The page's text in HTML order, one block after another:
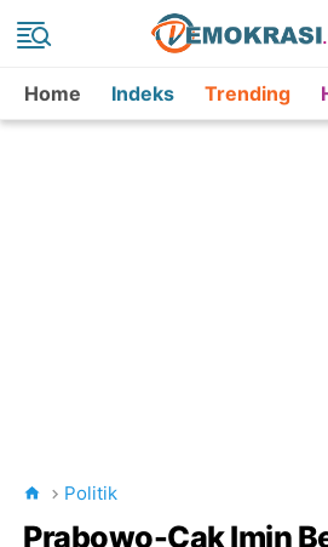
Home Indeks Trending
Politik
Prabowo-Cak Imin